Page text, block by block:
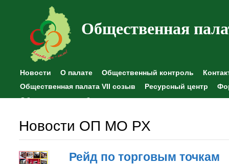
Общественная
Новости О палате Общественный контроль
Общественная палата VII созыв
Ресурсный центр
Общественные наблюдения
Новости ОП МО РХ
Рейд по торговым точкам